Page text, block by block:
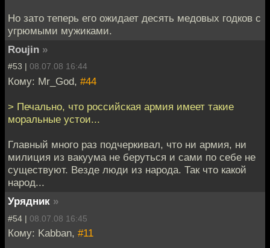
Но зато теперь его ожидает десять медовых годков с
угрюмыми мужиками.
Roujin »
#53 | 08.07.08 16:44
Кому: Mr_God, #44
> Печально, что российская армия имеет такие
моральные устои...
Главный много раз подчеркивал, что ни армия, ни
милиция из вакуума не беруться и сами по себе не
существуют. Везде люди из народа. Так что какой
народ...
Урядник »
#54 | 08.07.08 16:45
Кому: Kabban, #11